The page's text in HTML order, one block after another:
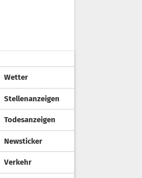
Wetter
Stellenanzeigen
Todesanzeigen
Newsticker
Verkehr